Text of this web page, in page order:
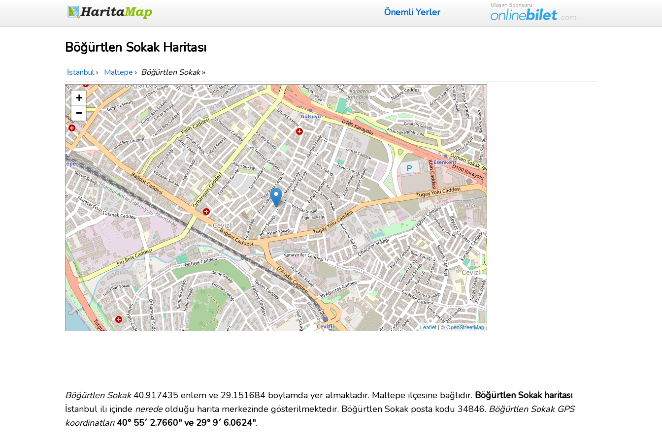
Önemli Yerler
Böğürtlen Sokak Haritası
İstanbul › Maltepe › Böğürtlen Sokak»
+
−
Leaflet| ©OpenStreetMap
Böğürtlen Sokak40.917435 enlem ve 29.151684 boylamda yer almaktadır. Maltepe ilçesine bağlıdır. Böğürtlen Sokak haritası
İstanbul ili içinde neredeolduğu harita merkezinde gösterilmektedir. Böğürtlen Sokak posta kodu 34846. Böğürtlen Sokak GPS
koordinatları 40° 55´ 2.7660" ve 29° 9´ 6.0624".